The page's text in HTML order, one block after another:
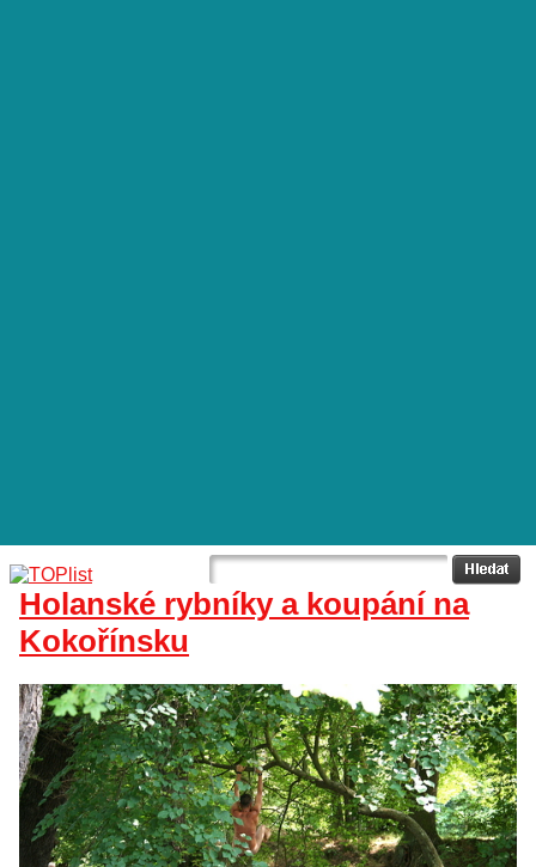
Holanské rybníky a koupání na
Kokořínsku